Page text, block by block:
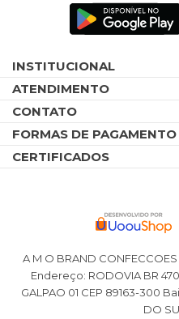
INSTITUCIONAL
ATENDIMENTO
CONTATO
FORMAS DE PAGAMENTO
CERTIFICADOS
A M O BRAND CONFECCOES
Endereço: RODOVIA BR
GALPAO 01 CEP 89163-300
DO